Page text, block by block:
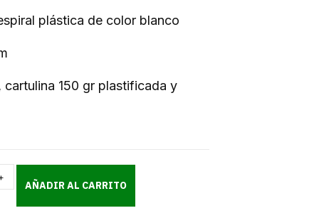
plástica de color blanco
cartulina 150 gr plastificada y
AÑADIR AL CARRITO